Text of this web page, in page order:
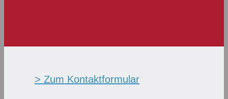
> Zum Kontaktformular